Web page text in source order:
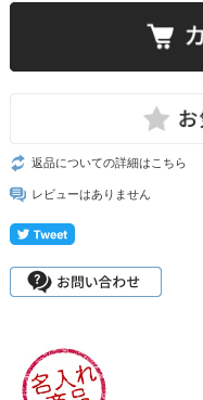
返品についての詳細はこちら
レビューはありません